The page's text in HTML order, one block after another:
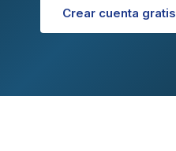
Crear cuenta gratis